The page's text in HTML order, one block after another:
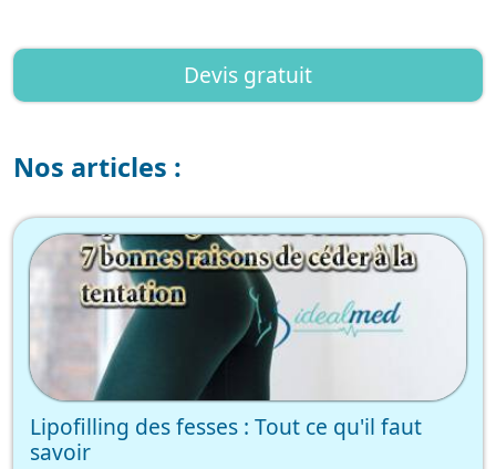
Devis gratuit
Nos articles :
Lipofilling des fesses : Tout ce qu'il faut
savoir